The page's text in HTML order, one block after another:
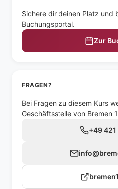
Sichere dir deinen Platz und
Buchungsportal.
Zur
FRAGEN?
Bei Fragen zu diesem Kurs
Geschäftsstelle von Bremen
+49 421